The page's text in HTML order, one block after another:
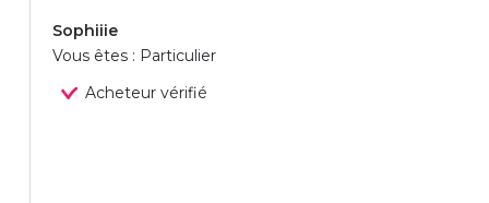
Sophiiie
Vous êtes : Particulier
Acheteur vérifié